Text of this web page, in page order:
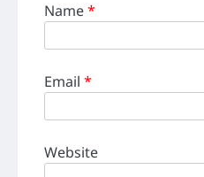
Name*
Email *
Website